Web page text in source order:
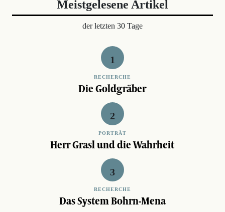
Meistgelesene Artikel
der letzten 30 Tage
RECHERCHE
Die Goldgräber
PORTRÄT
Herr Grasl und die Wahrheit
RECHERCHE
Das System Bohrn-Mena